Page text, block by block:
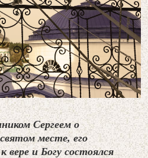
Сергеем о
месте, его
и Богу состоялся